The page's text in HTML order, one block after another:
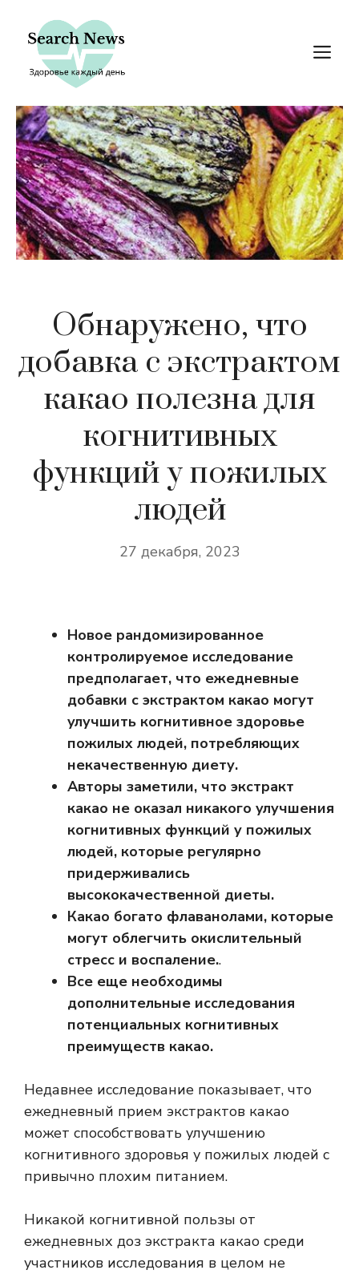
содержимому
Обнаружено, что
добавка с экстрактом
какао полезна для
когнитивных
функций у пожилых
людей
27 декабря, 2023
Новое рандомизированное
контролируемое исследование
предполагает, что ежедневные
добавки с экстрактом какао могут
улучшить когнитивное здоровье
пожилых людей, потребляющих
некачественную диету.
Авторы заметили, что экстракт
какао не оказал никакого улучшения
когнитивных функций у пожилых
людей, которые регулярно
придерживались
высококачественной диеты.
Какао богато флаванолами, которые
могут облегчить окислительный
стресс и воспаление..
Все еще необходимы
дополнительные исследования
потенциальных когнитивных
преимуществ какао.
Недавнее исследование показывает, что
ежедневный прием экстрактов какао
может способствовать улучшению
когнитивного здоровья у пожилых людей с
привычно плохим питанием.
Никакой когнитивной пользы от
ежедневных доз экстракта какао среди
участников исследования в целом не